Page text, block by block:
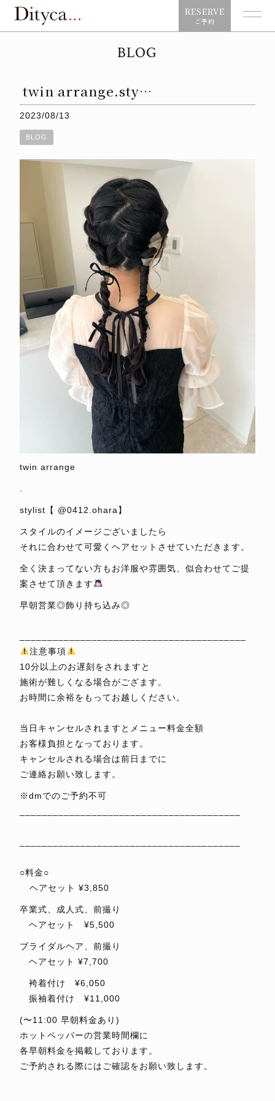
RESERVE
ご予約
BLOG
twin arrange.sty…
2023/08/13
BLOG
twin arrange
stylist【 @0412.ohara】
スタイルのイメージございましたら
それに合わせて可愛くヘアセットさせていただきます。
全く決まってない方もお洋服や雰囲気、似合わせてご提
案させて頂きます
早朝営業◎飾り持ち込み◎
注意事項
10分以上のお遅刻をされますと
施術が難しくなる場合がござます。
お時間に余裕をもってお越しください。
当日キャンセルされますとメニュー料金全額
お客様負担となっております。
キャンセルされる場合は前日までに
ご連絡お願い致します。
※dmでのご予約不可
○料金○
⁡ヘアセット ¥3,850
卒業式、成人式、前撮り
ヘアセット ¥5,500
ブライダルヘア、前撮り
ヘアセット ¥7,700
袴着付け ¥6,050
振袖着付け ¥11,000
(〜11:00 早朝料金あり)
ホットペッパーの営業時間欄に
各早朝料金を掲載しております。
ご予約される際にはご確認をお願い致します。